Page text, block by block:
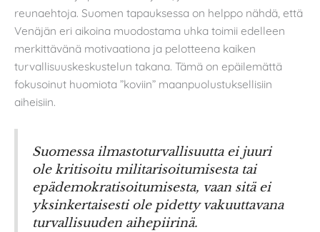
reunaehtoja. Suomen tapauksessa on helppo nähdä, että
Venäjän eri aikoina muodostama uhka toimii edelleen
merkittävänä motivaationa ja pelotteena kaiken
turvallisuuskeskustelun takana. Tämä on epäilemättä
fokusoinut huomiota ”koviin” maanpuolustuksellisiin
aiheisiin.
Suomessa ilmastoturvallisuutta ei juuri
ole kritisoitu militarisoitumisesta tai
epädemokratisoitumisesta, vaan sitä ei
yksinkertaisesti ole pidetty vakuuttavana
turvallisuuden aihepiirinä.